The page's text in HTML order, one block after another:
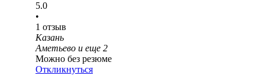
5.0
•
1 отзыв
Казань
Аметьево и еще 2
Можно без резюме
Откликнуться